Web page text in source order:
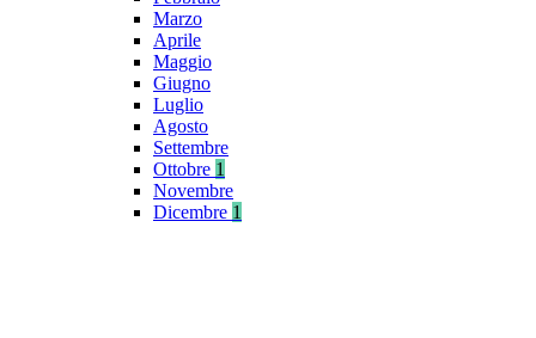
Marzo
Aprile
Maggio
Giugno
Luglio
Agosto
Settembre
Ottobre 1
Novembre
Dicembre 1